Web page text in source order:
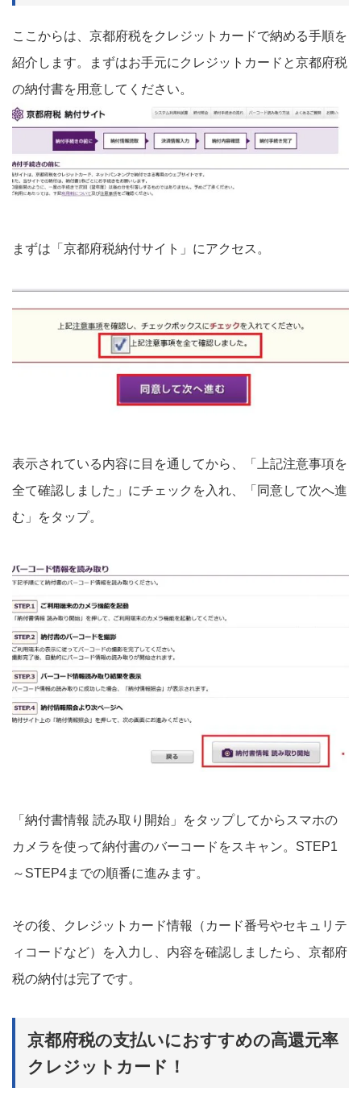
ここからは、京都府税をクレジットカードで納める手順を
紹介します。まずはお手元にクレジットカードと京都府税
の納付書を用意してください。
まずは「京都府税納付サイト」にアクセス。
表示されている内容に目を通してから、「上記注意事項を
全て確認しました」にチェックを入れ、「同意して次へ進
む」をタップ。
「納付書情報 読み取り開始」をタップしてからスマホの
カメラを使って納付書のバーコードをスキャン。STEP1
～STEP4までの順番に進みます。
その後、クレジットカード情報（カード番号やセキュリテ
ィコードなど）を入力し、内容を確認しましたら、京都府
税の納付は完了です。
京都府税の支払いにおすすめの高還元率
クレジットカード！